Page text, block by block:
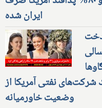
ایران شده
شاهدخت
نفتی آمریکا از
وضعیت خاورمیانه